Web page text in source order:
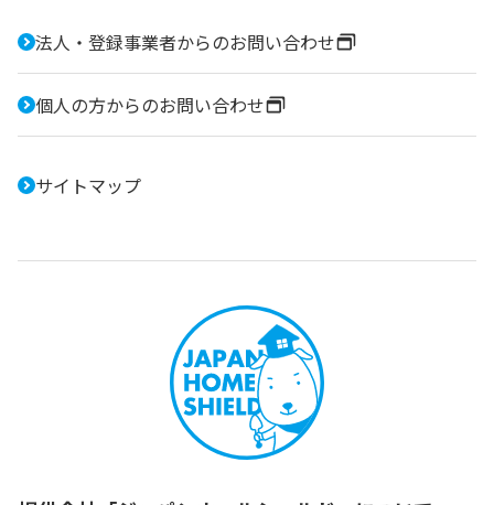
法人・登録事業者からのお問い合わせ
個人の方からのお問い合わせ
サイトマップ